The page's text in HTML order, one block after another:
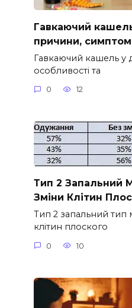
Гавкаючий
причини,
Гавкаючий кашель у
особливості та
0 12
Тип 2 Запальний
Зміни Клітин
Тип 2 запальний тип
клітин плоского
0 10